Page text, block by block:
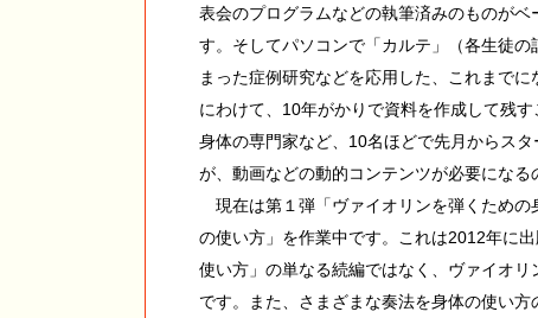
表会のプログラムなどの執筆済みのものが
す。そしてパソコンで「カルテ」（各生徒
まった症例研究などを応用した、これまで
にわけて、10年がかりで資料を作成して残
身体の専門家など、10名ほどで先月からス
が、動画などの動的コンテンツが必要になる
現在は第１弾「ヴァイオリンを弾くための
の使い方」を作業中です。これは2012年に
使い方」の単なる続編ではなく、ヴァイオ
です。また、さまざまな奏法を身体の使い